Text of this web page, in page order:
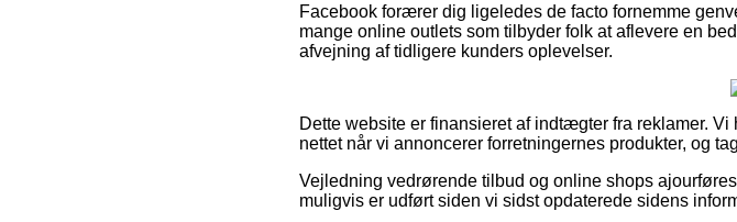
Facebook forærer dig ligeledes de facto fornemme
mange online outlets som tilbyder folk at aflevere en
afvejning af tidligere kunders oplevelser.
Dette website er finansieret af indtægter fra reklamer.
nettet når vi annoncerer forretningernes produkter, og
Vejledning vedrørende tilbud og online shops
muligvis er udført siden vi sidst opdaterede sidens